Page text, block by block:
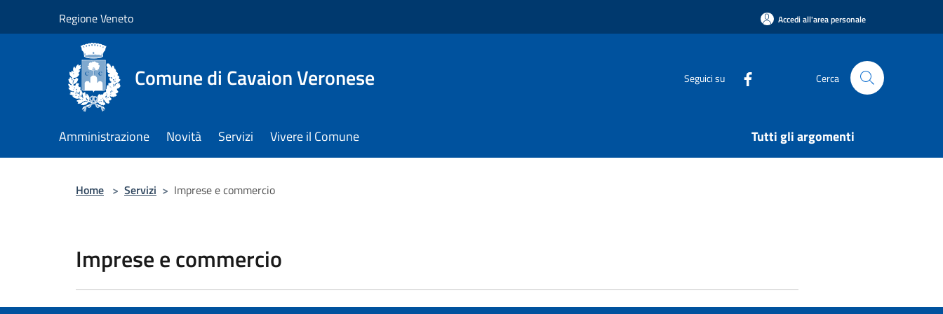
Regione Veneto Accedi all'area personale
Comune di Cavaion Veronese Seguici su Cerca
Amministrazione Novità Servizi Vivere il Comune Tutti gli argomenti
Home > Servizi > Imprese e commercio
Imprese e commercio